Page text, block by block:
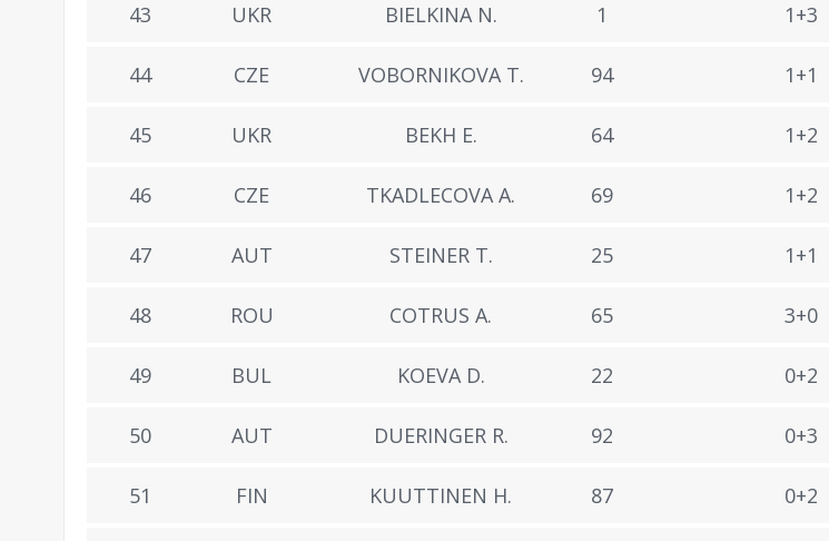
43 UKR BIELKINA N. 1 1+3
44 CZE VOBORNIKOVA T. 94 1+1
45 UKR BEKH E. 64 1+2
46 CZE TKADLECOVA A. 69 1+2
47 AUT STEINER T. 25 1+1
48 ROU COTRUS A. 65 3+0
49 BUL KOEVA D. 22 0+2
50 AUT DUERINGER R. 92 0+3
51 FIN KUUTTINEN H. 87 0+2